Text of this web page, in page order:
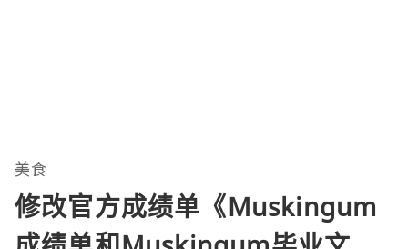
美食
修改官方成绩单《Muskingum